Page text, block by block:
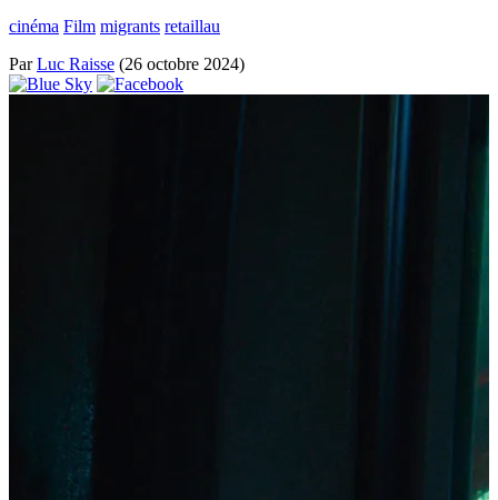
cinéma Film migrants retaillau
ParLuc Raisse (26 octobre 2024)